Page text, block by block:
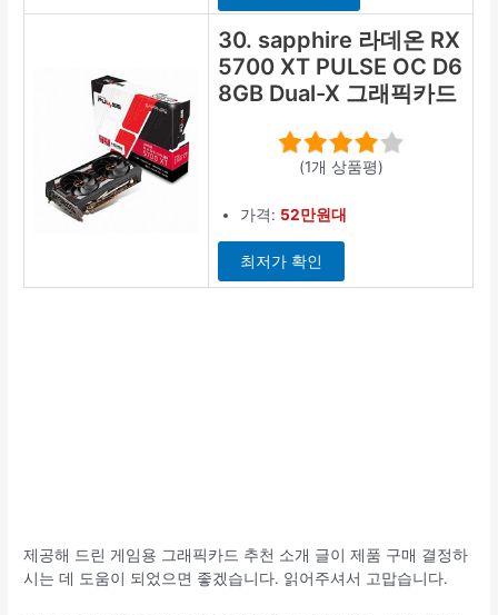
30. sapphire 라데온 RX
5700 XT PULSE OC D6
8GB Dual-X 그래픽카드
(1개 상품평)
가격: 52만원대
최저가 확인
제공해 드린 게임용 그래픽카드 추천 소개 글이 제품 구매 결정하
시는 데 도움이 되었으면 좋겠습니다. 읽어주셔서 고맙습니다.